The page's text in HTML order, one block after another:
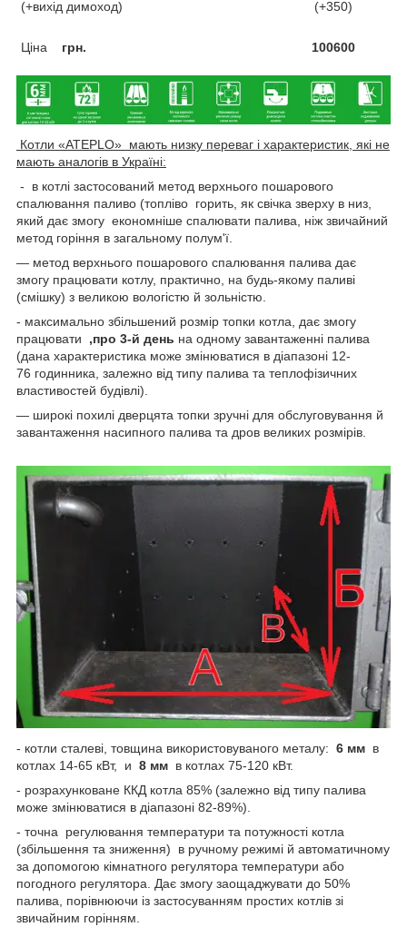
(+вихід димоход) (+350)
Ціна грн. 100600
Котли «ATEPLO» мають низку переваг і характеристик, які не
мають аналогів в Україні:
- в котлі застосований метод верхнього пошарового
спалювання паливо (топліво горить, як свічка зверху в низ,
який дає змогу економніше спалювати палива, ніж звичайний
метод горіння в загальному полум'ї.
— метод верхнього пошарового спалювання палива дає
змогу працювати котлу, практично, на будь-якому паливі
(смішку) з великою вологістю й зольністю.
- максимально збільшений розмір топки котла, дає змогу
працювати ,про 3-й день на одному завантаженні палива
(дана характеристика може змінюватися в діапазоні 12-
76 годинника, залежно від типу палива та теплофізичних
властивостей будівлі).
— широкі похилі дверцята топки зручні для обслуговування й
завантаження насипного палива та дров великих розмірів.
- котли сталеві, товщина використовуваного металу: 6 мм в
котлах 14-65 кВт, и 8 мм в котлах 75-120 кВт.
- розрахунковане ККД котла 85% (залежно від типу палива
може змінюватися в діапазоні 82-89%).
- точна регулювання температури та потужності котла
(збільшення та зниження) в ручному режимі й автоматичному
за допомогою кімнатного регулятора температури або
погодного регулятора. Дає змогу заощаджувати до 50%
палива, порівнюючи із застосуванням простих котлів зі
звичайним горінням.